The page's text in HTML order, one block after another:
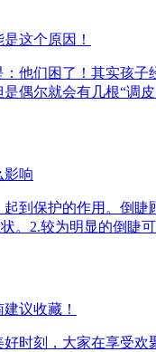
这个原因！
他们困了！其实孩
偶尔就会有几根“调
影响
到保护的作用。倒
。2.较为明显的倒睫
议收藏！
时刻，大家在享受